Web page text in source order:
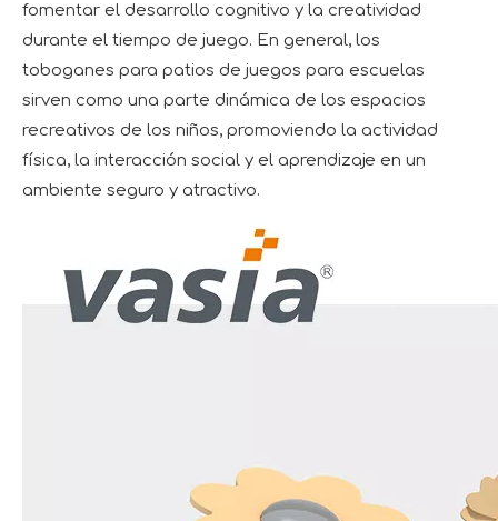
fomentar el desarrollo cognitivo y la creatividad
durante el tiempo de juego. En general, los
toboganes para patios de juegos para escuelas
sirven como una parte dinámica de los espacios
recreativos de los niños, promoviendo la actividad
física, la interacción social y el aprendizaje en un
ambiente seguro y atractivo.